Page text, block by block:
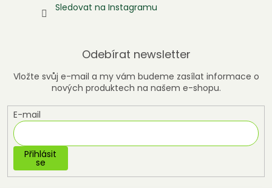
Sledovat na Instagramu
Odebírat newsletter
Vložte svůj e-mail a my vám budeme zasílat informace o
nových produktech na našem e-shopu.
E-mail
Přihlásit
se